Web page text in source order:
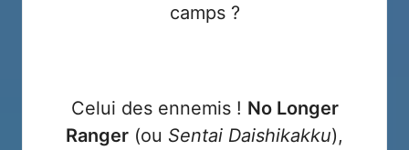
camps ?
Celui des ennemis ! No Longer
Ranger (ou Sentai Daishikakku),